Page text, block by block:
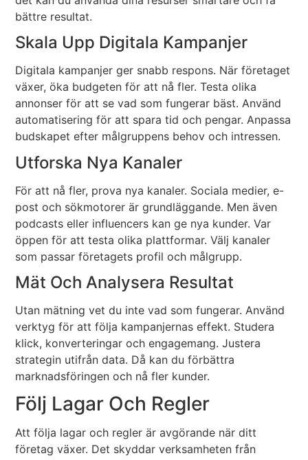
bättre resultat.
Skala Upp Digitala Kampanjer
Digitala kampanjer ger snabb respons. När företaget
växer, öka budgeten för att nå fler. Testa olika
annonser för att se vad som fungerar bäst. Använd
automatisering för att spara tid och pengar. Anpassa
budskapet efter målgruppens behov och intressen.
Utforska Nya Kanaler
För att nå fler, prova nya kanaler. Sociala medier, e-
post och sökmotorer är grundläggande. Men även
podcasts eller influencers kan ge nya kunder. Var
öppen för att testa olika plattformar. Välj kanaler
som passar företagets profil och målgrupp.
Mät Och Analysera Resultat
Utan mätning vet du inte vad som fungerar. Använd
verktyg för att följa kampanjernas effekt. Studera
klick, konverteringar och engagemang. Justera
strategin utifrån data. Då kan du förbättra
marknadsföringen och nå fler kunder.
Följ Lagar Och Regler
Att följa lagar och regler är avgörande när ditt
företag växer. Det skyddar verksamheten från